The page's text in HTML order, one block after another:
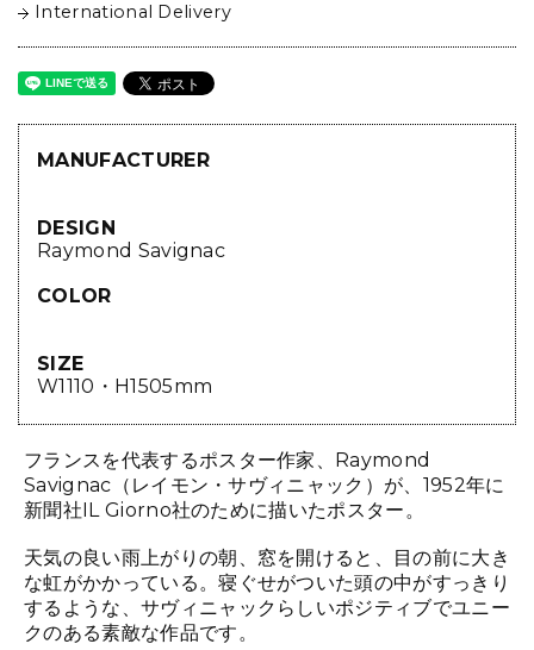
International Delivery
MANUFACTURER
DESIGN
Raymond Savignac
COLOR
SIZE
W1110・H1505mm
フランスを代表するポスター作家、Raymond
Savignac（レイモン・サヴィニャック）が、1952年に
新聞社IL Giorno社のために描いたポスター。
天気の良い雨上がりの朝、窓を開けると、目の前に大き
な虹がかかっている。寝ぐせがついた頭の中がすっきり
するような、サヴィニャックらしいポジティブでユニー
クのある素敵な作品です。